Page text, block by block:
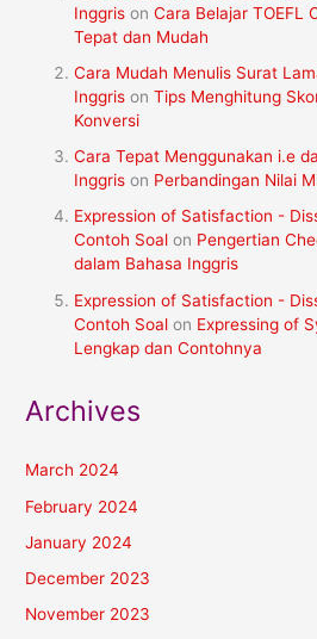
Inggris onCara Belajar TOEFL
Tepat dan Mudah
Cara Mudah Menulis Surat
Inggris onTips Menghitung
Konversi
Cara Tepat Menggunakan i.e
Inggris on Perbandingan Nilai
Expression of Satisfaction -
Contoh Soal on Pengertian
dalam Bahasa Inggris
Expression of Satisfaction -
Contoh Soal on Expressing of
Lengkap dan Contohnya
Archives
March 2024
February 2024
January 2024
December 2023
November 2023